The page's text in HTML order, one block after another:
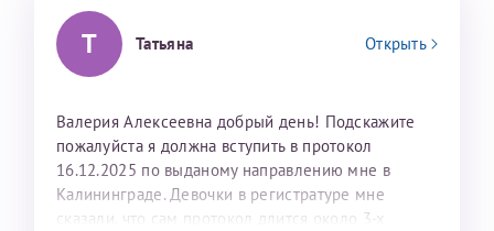
Репродуктологи
26 июля 2026
Т Татьяна Открыть
Валерия Алексеевна добрый день! Подскажите
пожалуйста я должна вступить в протокол
16.12.2025 по выданому направлению мне в
Калининграде. Девочки в регистратуре мне
сказали, что сам протокол длится около 3-х